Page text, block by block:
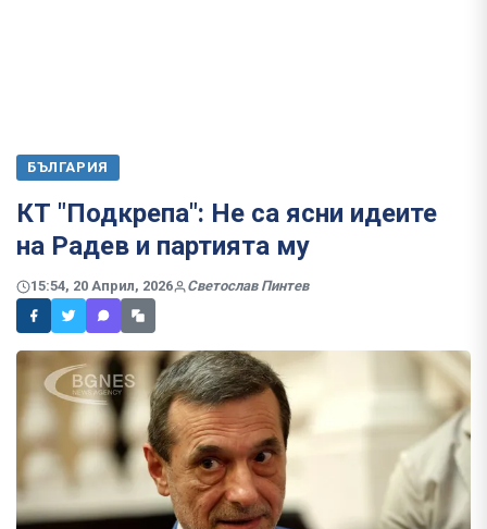
БЪЛГАРИЯ
КТ "Подкрепа": Не са ясни идеите
на Радев и партията му
15:54, 20 Април, 2026 Светослав Пинтев